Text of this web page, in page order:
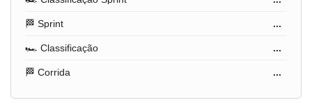
🏁 Sprint ...
🏎️ Classificação ...
🏁 Corrida ...